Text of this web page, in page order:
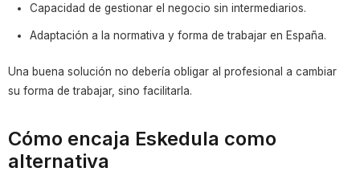
Capacidad de gestionar el negocio sin intermediarios.
Adaptación a la normativa y forma de trabajar en España.
Una buena solución no debería obligar al profesional a cambiar
su forma de trabajar, sino facilitarla.
Cómo encaja Eskedula como
alternativa